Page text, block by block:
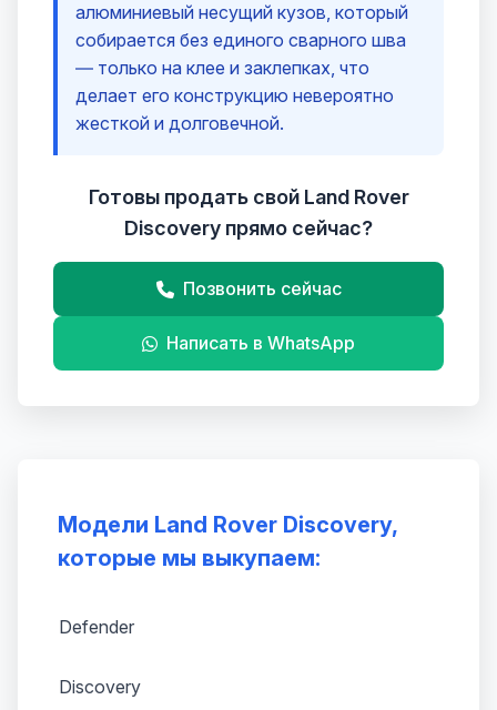
Модели Land Rover Discovery,
которые мы выкупаем:
Defender
Discovery
алюминиевый несущий кузов, который
собирается без единого сварного шва
— только на клее и заклепках, что
делает его конструкцию невероятно
жесткой и долговечной.
Готовы продать свой Land Rover
Discovery прямо сейчас?
Позвонить сейчас
Написать в WhatsApp